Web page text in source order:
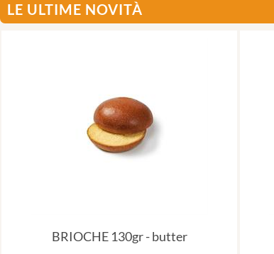
LE ULTIME NOVITÀ
BRIOCHE 130gr - butter